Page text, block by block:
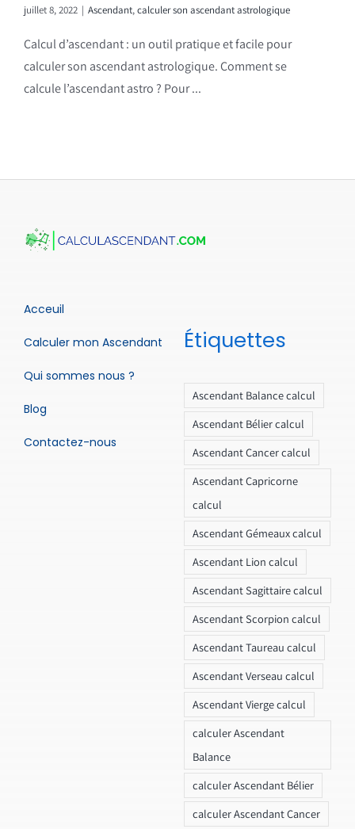
juillet 8, 2022 | Ascendant,calculer son ascendant astrologique
Calcul d’ascendant : un outil pratique et facile pour
calculer son ascendant astrologique. Comment se
calcule l’ascendant astro ? Pour ...
Acceuil
Calculer mon Ascendant
Qui sommes nous ?
Blog
Contactez-nous
Étiquettes
Ascendant Balance calcul
Ascendant Bélier calcul
Ascendant Cancer calcul
Ascendant Capricorne
calcul
Ascendant Gémeaux calcul
Ascendant Lion calcul
Ascendant Sagittaire calcul
Ascendant Scorpion calcul
Ascendant Taureau calcul
Ascendant Verseau calcul
Ascendant Vierge calcul
calculer Ascendant
Balance
calculer Ascendant Bélier
calculer Ascendant Cancer